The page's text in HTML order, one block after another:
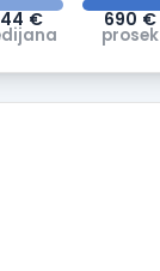
€ 690 €
prosek